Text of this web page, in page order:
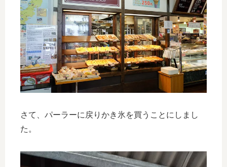
さて、パーラーに戻りかき氷を買うことにしまし
た。